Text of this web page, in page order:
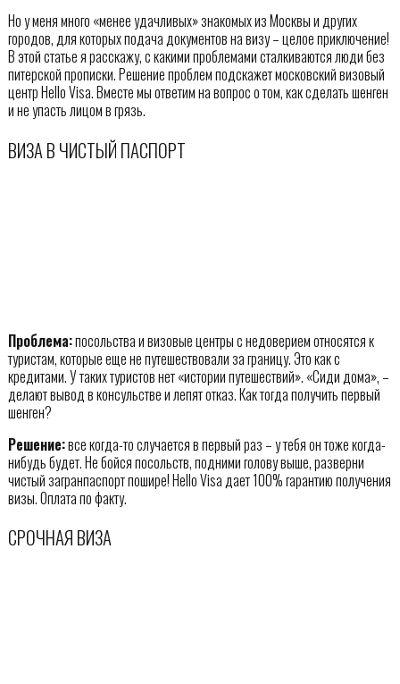
Но у меня много «менее удачливых» знакомых из Москвы и других
городов, для которых подача документов на визу – целое приключение!
В этой статье я расскажу, с какими проблемами сталкиваются люди без
питерской прописки. Решение проблем подскажет московский визовый
центр Hello Visa. Вместе мы ответим на вопрос о том, как сделать шенген
и не упасть лицом в грязь.
ВИЗА В ЧИСТЫЙ ПАСПОРТ
Проблема:посольства и визовые центры с недоверием относятся к
туристам, которые еще не путешествовали за границу. Это как с
кредитами. У таких туристов нет «истории путешествий». «Сиди дома», –
делают вывод в консульстве и лепят отказ. Как тогда получить первый
шенген?
Решение:все когда-то случается в первый раз – у тебя он тоже когда-
нибудь будет. Не бойся посольств, подними голову выше, разверни
чистый загранпаспорт пошире! Hello Visa дает 100% гарантию получения
визы. Оплата по факту.
СРОЧНАЯ ВИЗА